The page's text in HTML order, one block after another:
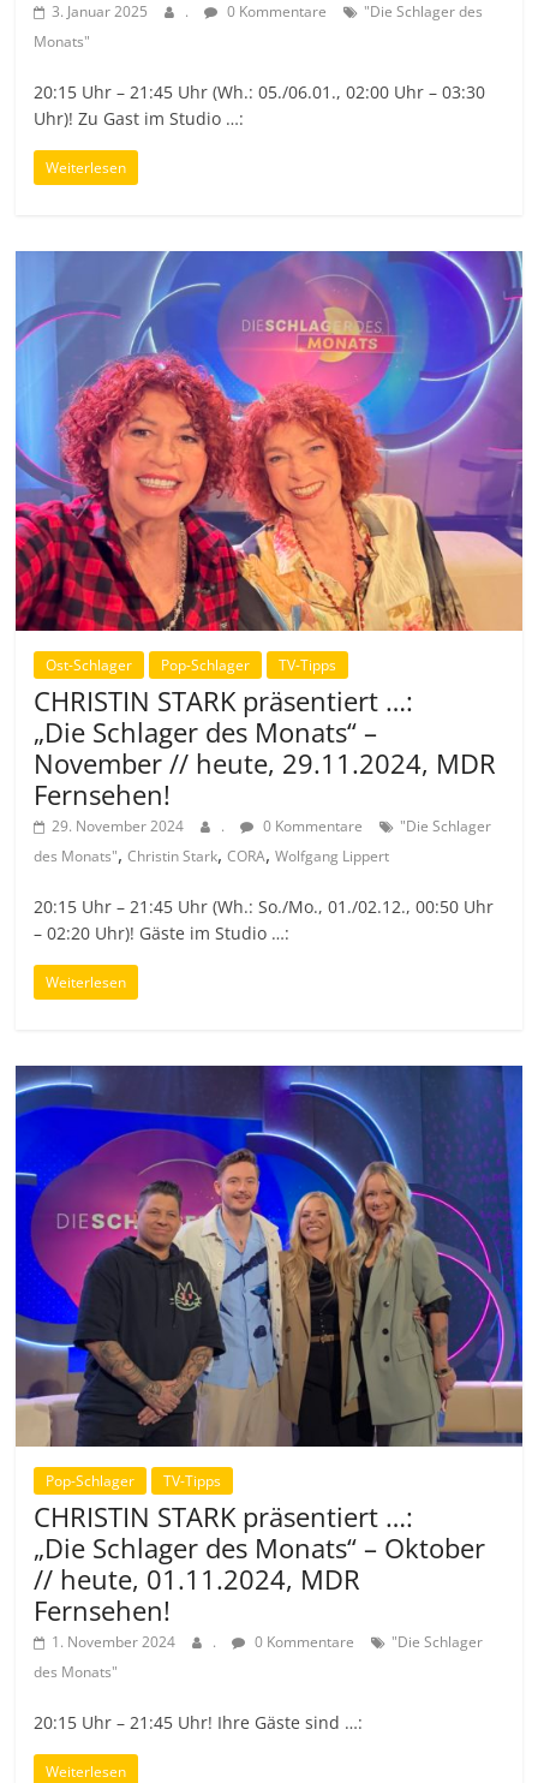
3. Januar 2025 . 0 Kommentare
"Die Schlager des
Monats"
20:15 Uhr – 21:45 Uhr (Wh.: 05./06.01., 02:00 Uhr – 03:30
Uhr)! Zu Gast im Studio …:
Weiterlesen
Ost-Schlager Pop-Schlager TV-Tipps
CHRISTIN STARK präsentiert …:
„Die Schlager des Monats“ –
November // heute, 29.11.2024, MDR
Fernsehen!
29. November 2024 . 0 Kommentare
"Die Schlager
des Monats",Christin Stark,CORA,Wolfgang Lippert
20:15 Uhr – 21:45 Uhr (Wh.: So./Mo., 01./02.12., 00:50 Uhr
– 02:20 Uhr)! Gäste im Studio …:
Weiterlesen
Pop-Schlager TV-Tipps
CHRISTIN STARK präsentiert …:
„Die Schlager des Monats“ – Oktober
// heute, 01.11.2024, MDR
Fernsehen!
1. November 2024 . 0 Kommentare
"Die Schlager
des Monats"
20:15 Uhr – 21:45 Uhr! Ihre Gäste sind …:
Weiterlesen